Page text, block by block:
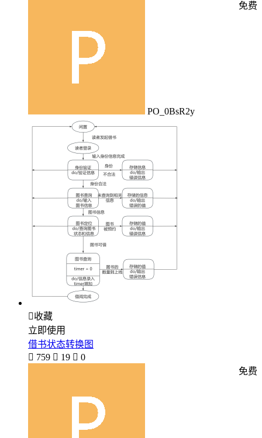
PO_0BsR2y
免费
收藏
立即使用
借书状态转换图
 759  19  0
免费